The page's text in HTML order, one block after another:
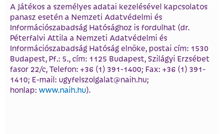
A Játékos a személyes adatai kezelésével kapcsolatos
panasz esetén a Nemzeti Adatvédelmi és
Információszabadság Hatósághoz is fordulhat (dr.
Péterfalvi Attila a Nemzeti Adatvédelmi és
Információszabadság Hatóság elnöke, postai cím: 1530
Budapest, Pf.: 5., cím: 1125 Budapest, Szilágyi Erzsébet
fasor 22/c, Telefon: +36 (1) 391-1400; Fax: +36 (1) 391-
1410; E-mail: ugyfelszolgalat@naih.hu;
honlap:www.naih.hu).